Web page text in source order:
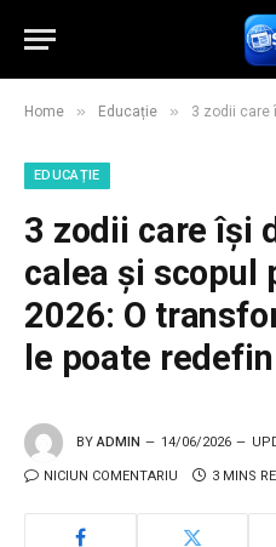
Home » Educație » 3 zodii care își descoperă
EDUCAȚIE
3 zodii care își
calea și scopul
2026: O
le poate
BY ADMIN 14/06/2026
NICIUN COMENTARIU 3 MINS